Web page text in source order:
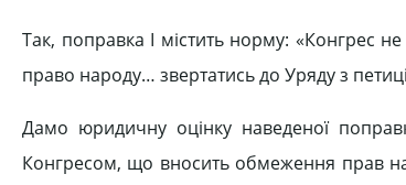
Так, поправка І містить норму: «Конгрес
право народу… звертатись до Уряду з
Дамо юридичну оцінку наведеної
Конгресом, що вносить обмеження прав